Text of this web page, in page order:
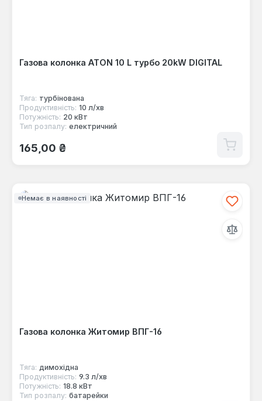
Газова колонка ATON 10 L турбо 20kW DIGITAL
Тяга: турбінована
Продуктивність: 10 л/хв
Потужність: 20 кВт
Тип розпалу: електричний
Звичайна ціна:
165,00 ₴
Немає в наявності
Газова колонка Житомир ВПГ-16
Тяга: димохідна
Продуктивність: 9.3 л/хв
Потужність: 18.8 кВт
Тип розпалу: батарейки